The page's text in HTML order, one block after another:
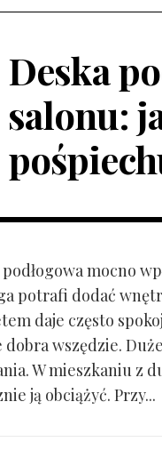
Deska
salonu:
mocno
potrafi dodać
daje często
dobra wszędzie.
W mieszkaniu z
ją obciążyć. Przy...